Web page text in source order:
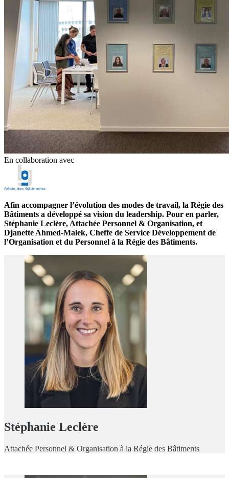
En collaboration avec
Afin accompagner l’évolution des modes de travail, la Régie des
Bâtiments a développé sa vision du leadership. Pour en parler,
Stéphanie Leclère, Attachée Personnel & Organisation, et
Djanette Ahmed-Malek, Cheffe de Service Développement de
l’Organisation et du Personnel à la Régie des Bâtiments.
Stéphanie Leclère
Attachée Personnel & Organisation à la Régie des Bâtiments